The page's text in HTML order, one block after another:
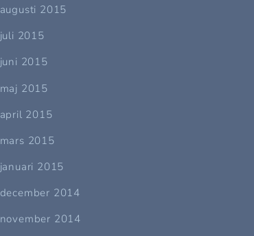
augusti 2015
juli 2015
juni 2015
maj 2015
april 2015
mars 2015
januari 2015
december 2014
november 2014